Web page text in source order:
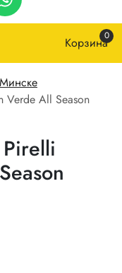
Корзина0
Verde All Season